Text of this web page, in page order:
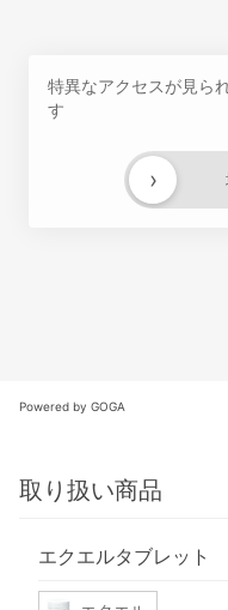
特異なアクセスが見ら
す
›
Powered by GOGA
取り扱い商品
エクエルタブレット